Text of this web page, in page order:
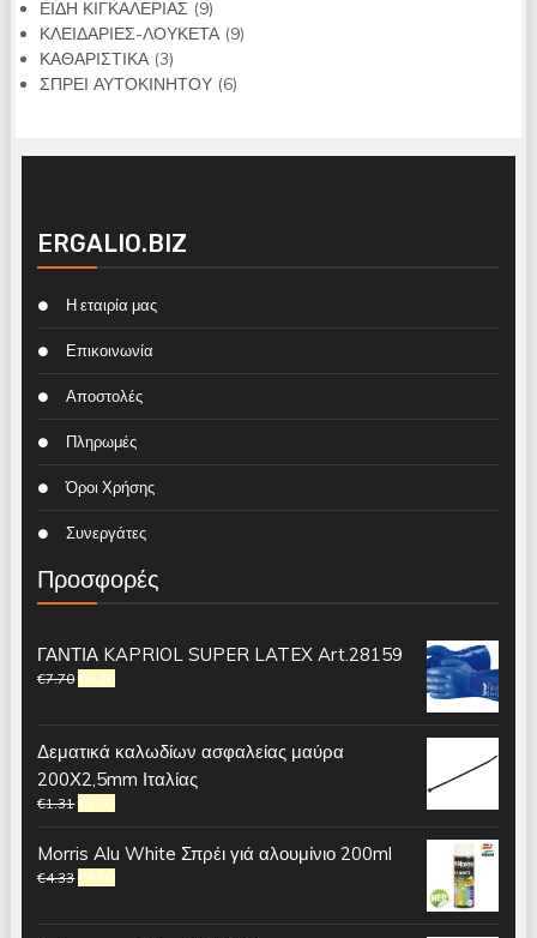
ΕΙΔΗ ΚΙΓΚΑΛΕΡΙΑΣ 99
προϊόντα
ΚΛΕΙΔΑΡΙΕΣ-ΛΟΥΚΕΤΑ 99
ΚΑΘΑΡΙΣΤΙΚΑ 33
προϊόντα
ΣΠΡΕΙ ΑΥΤΟΚΙΝΗΤΟΥ 66
ERGALIO.BIZ
Η εταιρία μας
Επικοινωνία
Αποστολές
Πληρωμές
Όροι Χρήσης
Συνεργάτες
Προσφορές
ΓΑΝΤΙΑ KAPRIOL SUPER LATEX Art.28159
€7.70 €6.20
Δεματικά καλωδίων ασφαλείας μαύρα
200Χ2,5mm Ιταλίας
€1.31 €1.00
Morris Alu White Σπρέι γιά αλουμίνιο 200ml
€4.33 €3.00